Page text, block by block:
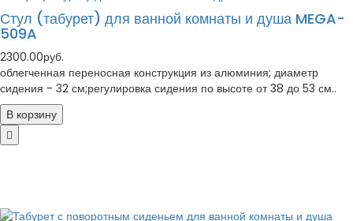
Стул (табурет) для ванной комнаты и душа MEGA-
509A
2300.00руб.
облегченная переносная конструкция из алюминия; диаметр
сидения - 32 см;регулировка сидения по высоте от 38 до 53 см..
В корзину